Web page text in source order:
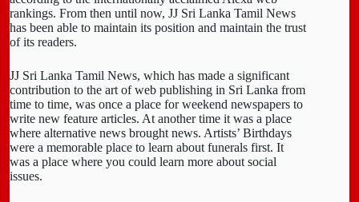
rankings. From then until now, JJ Sri Lanka Tamil News
has been able to maintain its position and maintain the trust
of its readers.
JJ Sri Lanka Tamil News, which has made a significant
contribution to the art of web publishing in Sri Lanka from
time to time, was once a place for weekend newspapers to
write new feature articles. At another time it was a place
where alternative news brought news. Artists’ Birthdays
were a memorable place to learn about funerals first. It
was a place where you could learn more about social
issues.